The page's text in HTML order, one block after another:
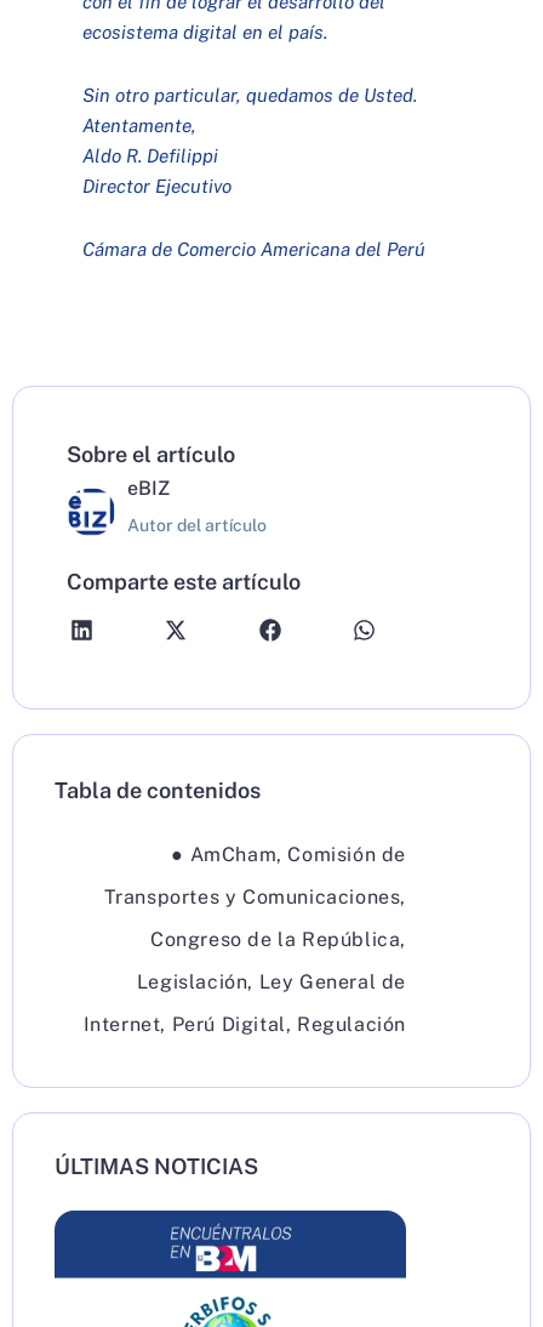
ecosistema digital en el país.
Sin otro particular, quedamos de Usted.
Atentamente,
Aldo R. Defilippi
Director Ejecutivo
Cámara de Comercio Americana del Perú
Sobre el artículo
eBIZ
Autor del artículo
Comparte este artículo
Tabla de contenidos
● AmCham, Comisión de
Transportes y Comunicaciones,
Congreso de la República,
Legislación, Ley General de
Internet, Perú Digital , Regulación
ÚLTIMAS NOTICIAS